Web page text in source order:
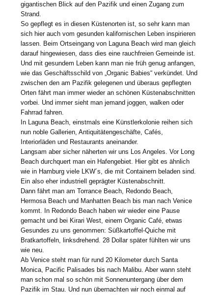
gigantischen Blick auf den Pazifik und einen Zugang zum
Strand.
So gepflegt es in diesen Küstenorten ist, so sehr kann man
sich hier auch vom gesunden kalifornischen Leben inspirieren
lassen. Beim Ortseingang von Laguna Beach wird man gleich
darauf hingewiesen, dass dies eine rauchfreien Gemeinde ist.
Und mit gesundem Leben kann man nie früh genug anfangen,
wie das Geschäftsschild von „Organic Babies“ verkündet. Und
zwischen den am Pazifik gelegenen und überaus gepflegten
Orten fährt man immer wieder an schönen Küstenabschnitten
vorbei. Und immer sieht man jemand joggen, walken oder
Fahrrad fahren.
In Laguna Beach, einstmals eine Künstlerkolonie reihen sich
nun noble Gallerien, Antiquitätengeschäfte, Cafés,
Interiorläden und Restaurants aneinander.
Langsam aber sicher näherten wir uns Los Angeles. Vor Long
Beach durchquert man ein Hafengebiet. Hier gibt es ähnlich
wie in Hamburg viele LKW´s, die mit Containern beladen sind.
Ein also eher industriell geprägter Küstenabschnitt.
Dann fährt man am Torrance Beach, Redondo Beach,
Hermosa Beach und Manhatten Beach bis man nach Venice
kommt. In Redondo Beach haben wir wieder eine Pause
gemacht und bei Kirari West, einem Organic Café, etwas
Gesundes zu uns genommen: Süßkartoffel-Quiche mit
Bratkartoffeln, linksdrehend. 28 Dollar später fühlten wir uns
wie neu.
Ab Venice steht man für rund 20 Kilometer durch Santa
Monica, Pacific Palisades bis nach Malibu. Aber wann steht
man schon mal so schön mit Sonnenuntergang über dem
Pazifik im Stau. Und nun übernachten wir noch einmal auf